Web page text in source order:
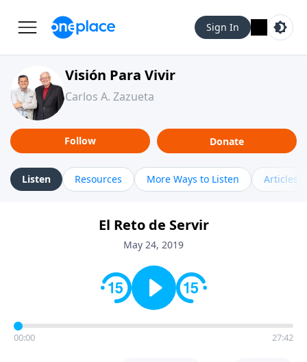
Sign In
Visión Para Vivir
Carlos A. Zazueta
Follow Donate
Listen Resources More Ways to Listen Articles
El Reto de Servir
May 24, 2019
00:00 27:42